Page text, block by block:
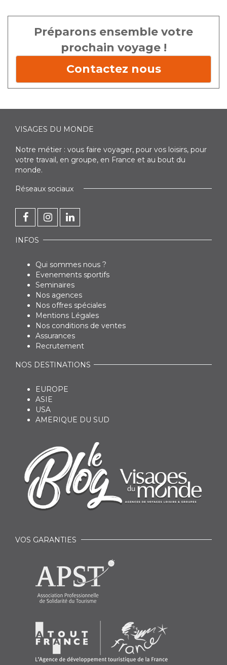
Préparons ensemble votre
prochain voyage !
Contactez nous
VISAGES DU MONDE
Notre métier : vous faire voyager, pour vos loisirs, pour
votre travail, en groupe, en France et au bout du
monde.
Réseaux sociaux
INFOS
Qui sommes nous ?
Evenements sportifs
Seminaires
Nos agences
Nos offres spéciales
Mentions Légales
Nos conditions de ventes
Assurances
Recrutement
NOS DESTINATIONS
EUROPE
ASIE
USA
AMERIQUE DU SUD
VOS GARANTIES